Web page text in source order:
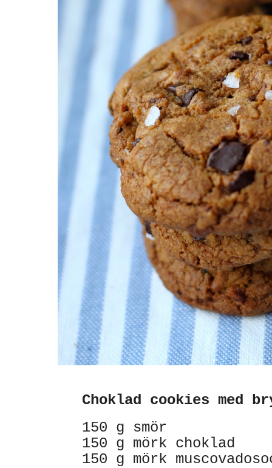
Choklad cookies med
150 g smör
150 g mörk choklad
150 g mörk